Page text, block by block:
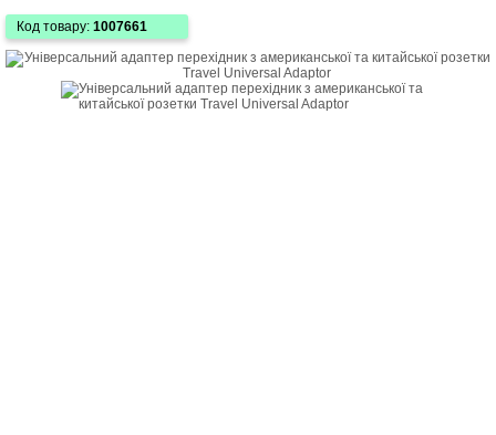
Код товару: 1007661